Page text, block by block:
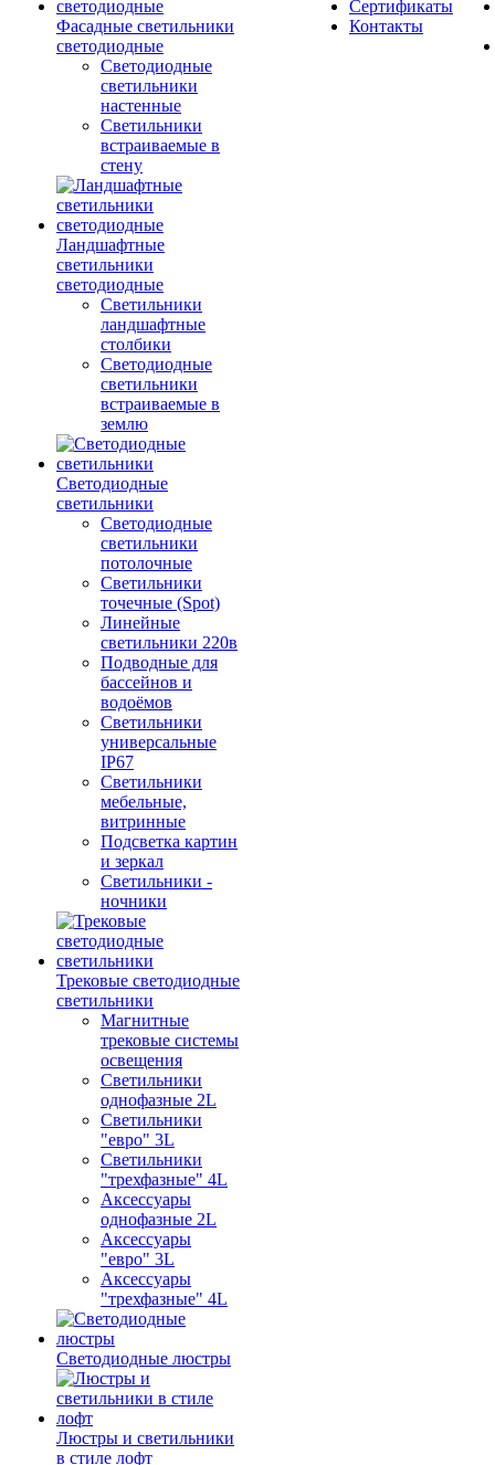
Фасадные светильники
светодиодные
Светодиодные
светильники
настенные
Светильники
встраиваемые в
стену
Ландшафтные
светильники
светодиодные
Светильники
ландшафтные
столбики
Светодиодные
светильники
встраиваемые в
землю
Светодиодные
светильники
Светодиодные
светильники
потолочные
Светильники
точечные (Spot)
Линейные
светильники 220в
Подводные для
бассейнов и
водоёмов
Светильники
универсальные
IP67
Светильники
мебельные,
витринные
Подсветка картин
и зеркал
Светильники -
ночники
Трековые светодиодные
светильники
Магнитные
трековые системы
освещения
Светильники
однофазные 2L
Светильники
"евро" 3L
Светильники
"трехфазные" 4L
Аксессуары
однофазные 2L
Аксессуары
"евро" 3L
Аксессуары
"трехфазные" 4L
Светодиодные люстры
Люстры и светильники
в стиле лофт
Сертификаты
Контакты